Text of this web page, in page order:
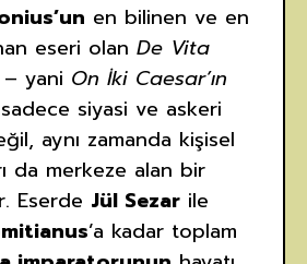
en bilinen ve en
eseri olan De Vita
– yani On İki Caesar’ın
siyasi ve askeri
aynı zamanda kişisel
da merkeze alan bir
Eserde Jül Sezarile
’a kadar toplam